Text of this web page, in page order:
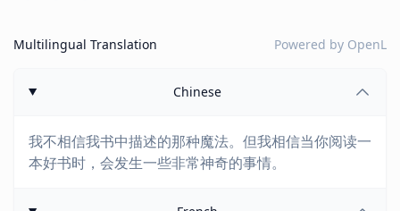
Multilingual Translation Powered by OpenL
Chinese
我不相信我书中描述的那种魔法。但我相信当你阅读一
本好书时，会发生一些非常神奇的事情。